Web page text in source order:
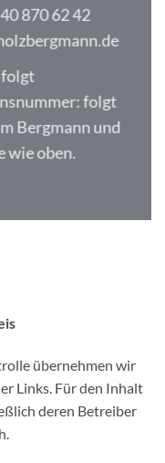
870 62 42
folgt
folgt
Bergmann und
wie oben.
übernehmen wir
Links. Für den Inhalt
deren Betreiber